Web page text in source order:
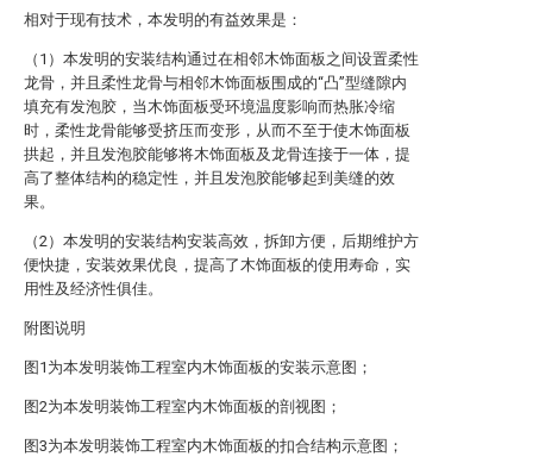
相对于现有技术，本发明的有益效果是：
（1）本发明的安装结构通过在相邻木饰面板之间设置柔性
龙骨，并且柔性龙骨与相邻木饰面板围成的“凸”型缝隙内
填充有发泡胶，当木饰面板受环境温度影响而热胀冷缩
时，柔性龙骨能够受挤压而变形，从而不至于使木饰面板
拱起，并且发泡胶能够将木饰面板及龙骨连接于一体，提
高了整体结构的稳定性，并且发泡胶能够起到美缝的效
果。
（2）本发明的安装结构安装高效，拆卸方便，后期维护方
便快捷，安装效果优良，提高了木饰面板的使用寿命，实
用性及经济性俱佳。
附图说明
图1为本发明装饰工程室内木饰面板的安装示意图；
图2为本发明装饰工程室内木饰面板的剖视图；
图3为本发明装饰工程室内木饰面板的扣合结构示意图；